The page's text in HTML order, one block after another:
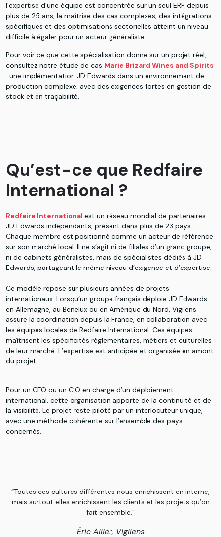
l’expertise d’une équipe est concentrée sur un seul ERP depuis
plus de 25 ans, la maîtrise des cas complexes, des intégrations
spécifiques et des optimisations sectorielles atteint un niveau
difficile à égaler pour un acteur généraliste.
Pour voir ce que cette spécialisation donne sur un projet réel,
consultez notre étude de cas Marie Brizard Wines and Spirits
: une implémentation JD Edwards dans un environnement de
production complexe, avec des exigences fortes en gestion de
stock et en traçabilité.
Qu’est-ce que Redfaire
International ?
Redfaire International est un réseau mondial de partenaires
JD Edwards indépendants, présent dans plus de 23 pays.
Chaque membre est positionné comme un acteur de référence
sur son marché local. Il ne s’agit ni de filiales d’un grand groupe,
ni de cabinets généralistes, mais de spécialistes dédiés à JD
Edwards, partageant le même niveau d’exigence et d’expertise.
Ce modèle repose sur plusieurs années de projets
internationaux. Lorsqu’un groupe français déploie JD Edwards
en Allemagne, au Benelux ou en Amérique du Nord, Vigilens
assure la coordination depuis la France, en collaboration avec
les équipes locales de Redfaire International. Ces équipes
maîtrisent les spécificités réglementaires, métiers et culturelles
de leur marché. L’expertise est anticipée et organisée en amont
du projet.
Pour un CFO ou un CIO en charge d’un déploiement
international, cette organisation apporte de la continuité et de
la visibilité. Le projet reste piloté par un interlocuteur unique,
avec une méthode cohérente sur l’ensemble des pays
concernés.
“Toutes ces cultures différentes nous enrichissent en interne,
mais surtout elles enrichissent les clients et les projets qu’on
fait ensemble.”
Éric Allier, Vigilens